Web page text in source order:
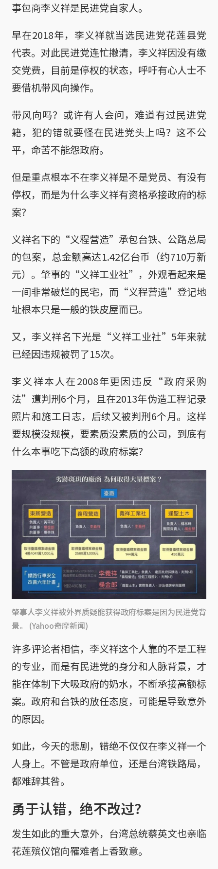
事包商李义祥是民进党自家人。
早在2018年，李义祥就当选民进党花莲县党
代表。对此民进党连忙撇清，李义祥因没有缴
交党费，目前是停权的状态，呼吁有心人士不
要借机带风向操作。
带风向吗？或许有人会问，难道有过民进党
籍，犯的错就要怪在民进党头上吗？这不公
平，命苦不能怨政府。
但是重点根本不在李义祥是不是党员、有没有
停权，而是为什么李义祥有资格承接政府的标
案？
义祥名下的“义程营造”承包台铁、公路总局
的包案，总金额高达1.42亿台币（约710万新
元）。肇事的“义祥工业社”，外观看起来是
一间非常破烂的民宅，而“义程营造”登记地
址根本只是一般的铁皮屋而已。
又，李义祥名下光是“义祥工业社”5年来就
已经因违规被罚了15次。
李义祥本人在2008年更因违反“政府采购
法”遭判刑6个月，且在2013年伪造工程记录
照片和施工日志，后续又被判刑6个月。这样
要规模没规模，要素质没素质的公司，到底有
什么本事吃下高额的政府标案？
肇事人李义祥被外界质疑能获得政府标案是因为民进党背
景。 (Yahoo奇摩新闻)
许多评论者相信，李义祥这个人靠的不是工程
的专业，而是有民进党的身分和人脉背景，才
能在体制下大吸政府的奶水，不断承接高额标
案。政府和台铁的放任态度，可能是导致意外
的原因。
如此，今天的悲剧，错绝不仅仅在李义祥一个
人身上。不管是政府单位，还是台湾铁路局，
都难辞其咎。
勇于认错，绝不改过？
发生如此的重大意外，台湾总统蔡英文也亲临
花莲殡仪馆向罹难者上香致意。